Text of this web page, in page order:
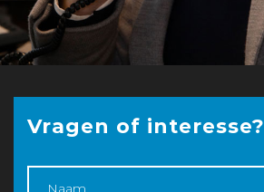
Vragen of interesse?